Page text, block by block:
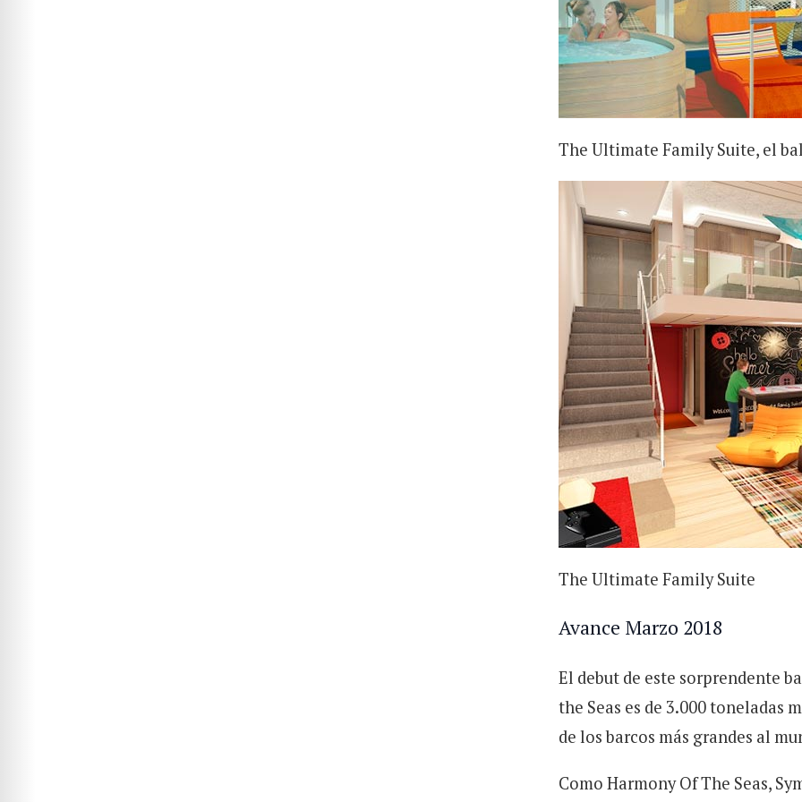
The Ultimate Family Suite, el
The Ultimate Family Suite
Avance Marzo 2018
El debut de este sorprendente
the Seas es de 3.000 toneladas
de los barcos más grandes al
Como Harmony Of The Seas,